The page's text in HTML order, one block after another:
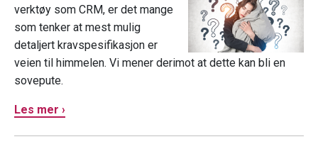
verktøy som CRM, er det mange
som tenker at mest mulig
detaljert kravspesifikasjon er
veien til himmelen. Vi mener derimot at dette kan bli en
sovepute.
Les mer ›